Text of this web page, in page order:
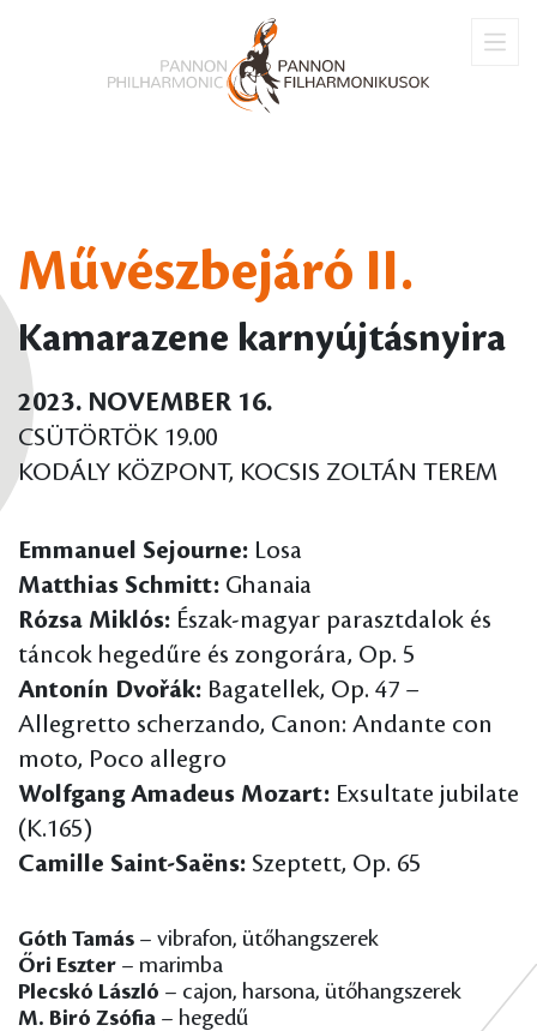
Művészbejáró II.
Kamarazene karnyújtásnyira
2023. NOVEMBER 16.
CSÜTÖRTÖK 19.00
KODÁLY KÖZPONT, KOCSIS ZOLTÁN TEREM
Emmanuel Sejourne: Losa
Matthias Schmitt: Ghanaia
Rózsa Miklós: Észak-magyar parasztdalok és
táncok hegedűre és zongorára, Op. 5
Antonín Dvořák: Bagatellek, Op. 47 –
Allegretto scherzando, Canon: Andante con
moto, Poco allegro
Wolfgang Amadeus Mozart: Exsultate jubilate
(K.165)
Camille Saint-Saëns: Szeptett, Op. 65
Góth Tamás – vibrafon, ütőhangszerek
Őri Eszter – marimba
Plecskó László – cajon, harsona, ütőhangszerek
M. Biró Zsófia – hegedű